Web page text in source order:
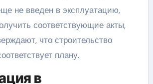
не введен в эксплуатацию,
соответствующие акты,
что строительство
плану.
в